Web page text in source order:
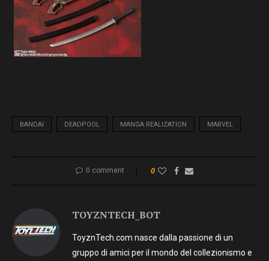
BANDAI DEADPOOL MANGA REALIZATION MARVEL
0 comment 0
TOYZNTECH_BOT
ToyznTech.com nasce dalla passione di un
gruppo di amici per il mondo del collezionismo e